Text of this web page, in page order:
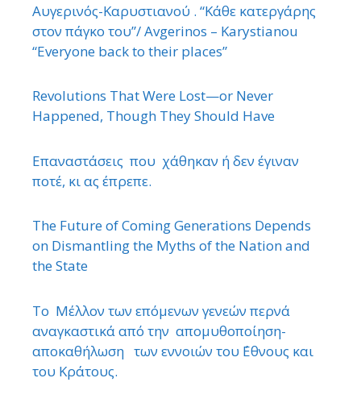
Αυγερινός-Καρυστιανού . “Κάθε κατεργάρης
στον πάγκο του”/ Avgerinos – Karystianou
“Εveryone back to their places”
Revolutions That Were Lost—or Never
Happened, Though They Should Have
Επαναστάσεις που χάθηκαν ή δεν έγιναν
ποτέ, κι ας έπρεπε.
The Future of Coming Generations Depends
on Dismantling the Myths of the Nation and
the State
Το Μέλλον των επόμενων γενεών περνά
αναγκαστικά από την απομυθοποίηση-
αποκαθήλωση των εννοιών του ΄Εθνους και
του Κράτους.